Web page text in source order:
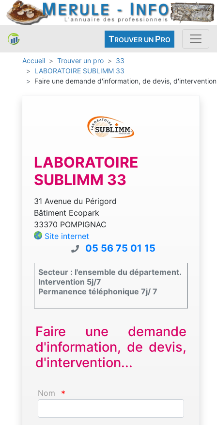
TROUVER UN PRO
Accueil Trouver un pro
33
LABORATOIRE SUBLIMM 33
Faire une demande d'information, de devis, d'intervention
LABORATOIRE
SUBLIMM 33
31 Avenue du Périgord
Bâtiment Ecopark
33370 POMPIGNAC
Site internet
05 56 75 01 15
Secteur : l'ensemble du département.
Intervention 5j/7
Permanence téléphonique 7j/ 7
Faire une demande
d'information, de devis,
d'intervention...
Nom *